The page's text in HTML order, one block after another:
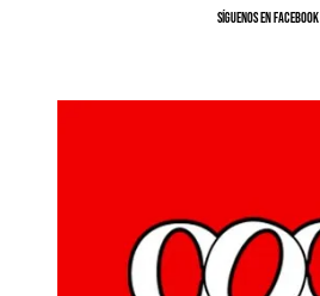
SíGUENOS EN FACEBOOK